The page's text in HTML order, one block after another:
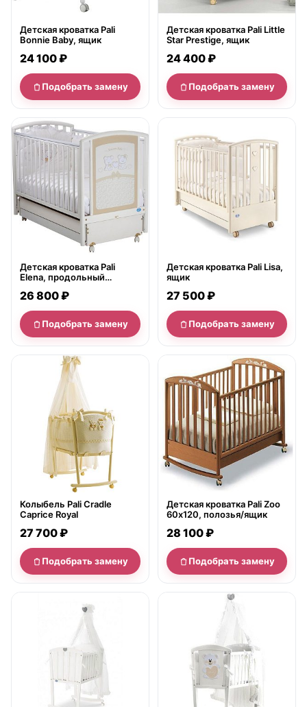
Детская кроватка Pali
Bonnie Baby, ящик
24 100 ₽
Подобрать замену
Детская кроватка Pali Little
Star Prestige, ящик
24 400 ₽
Подобрать замену
нет в продаже
Детская кроватка Pali
Elena, продольный
26 800 ₽
Подобрать замену
Детская кроватка Pali Lisa,
ящик
27 500 ₽
Подобрать замену
нет в продаже
Колыбель Pali Cradle
Caprice Royal
27 700 ₽
Подобрать замену
нет в продаже
Детская кроватка Pali Zoo
60х120, полозья/ящик
28 100 ₽
Подобрать замену